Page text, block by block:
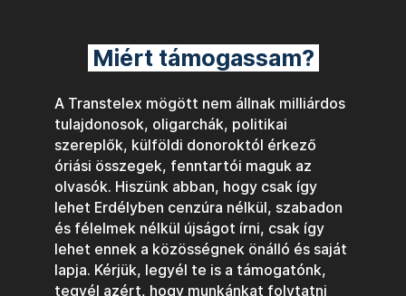
Miért támogassam?
A Transtelex mögött nem állnak milliárdos
tulajdonosok, oligarchák, politikai
szereplők, külföldi donoroktól érkező
óriási összegek, fenntartói maguk az
olvasók. Hiszünk abban, hogy csak így
lehet Erdélyben cenzúra nélkül, szabadon
és félelmek nélkül újságot írni, csak így
lehet ennek a közösségnek önálló és saját
lapja. Kérjük, legyél te is a támogatónk,
tegyél azért, hogy munkánkat folytatni